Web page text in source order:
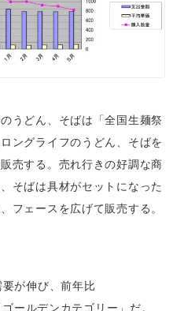
うどん、そばは「全国生麺祭
ングライフのうどん、そばを
売する。売れ行きの好調な商
そばは具材がセットになった
フェースを広げて販売する。
が伸び、前年比
ールデンカテゴリー」だ。